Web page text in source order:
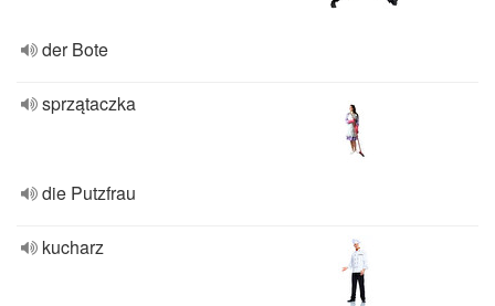
der Bote
sprzątaczka
die Putzfrau
kucharz